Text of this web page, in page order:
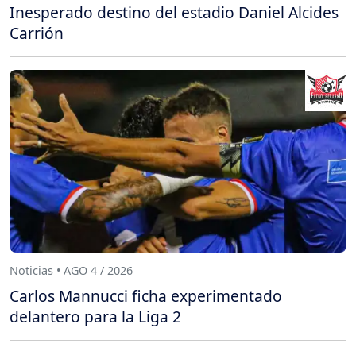
Inesperado destino del estadio Daniel Alcides
Carrión
Noticias • AGO 4 / 2026
Carlos Mannucci ficha experimentado
delantero para la Liga 2